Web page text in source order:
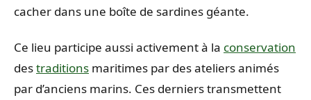
cacher dans une boîte de sardines géante.
Ce lieu participe aussi activement à la conservation
destraditions maritimes par des ateliers animés
par d’anciens marins. Ces derniers transmettent